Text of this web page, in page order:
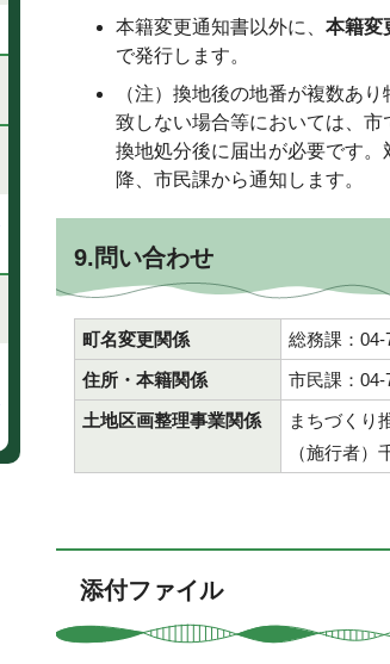
本籍変更通知書以外に、 本籍変
で発行します。
（注）換地後の地番が複数あ
致しない場合等においては、
換地処分後に届出が必要です
降、市民課から通知します。
9.問い合わせ
町名変更関係
総務課：04-
住所・本籍関係
市民課：04-
土地区画整理事業関係
まちづくり
（施行者
添付ファイル